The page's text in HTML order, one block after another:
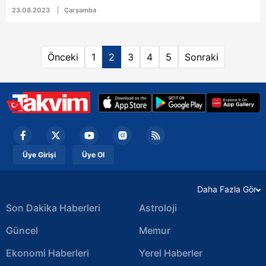
23.08.2023 Çarşamba
Önceki 1 2 3 4 5 Sonraki
Üye Girişi Üye Ol
Daha Fazla Gör
Son Dakika Haberleri
Güncel
Ekonomi Haberleri
Astroloji
Memur
Yerel Haberler